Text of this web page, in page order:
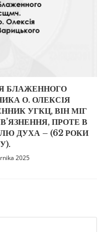
БЛАЖЕННОГО
О. ОЛЕКСІЯ
УГКЦ, ВІН МІГ
ПРОТЕ В
ДУХА – (62 РОКИ
2025